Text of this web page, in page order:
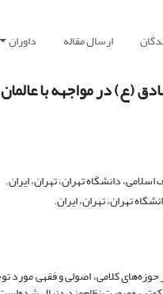
ارسال مقاله داوران
(ع) در مواجهه با
دانشگاه تهران، تهران، ایران.
تهران، تهران، ایران.
کلامی، اصولی و فقهی